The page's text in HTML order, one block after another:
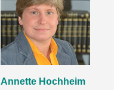
Annette Hochheim